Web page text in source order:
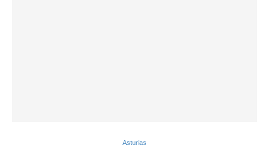
Asturias